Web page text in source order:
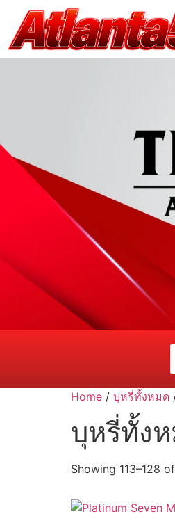
Home / บุหรี่ทั้งหมด
บุหรี่ทั้ง
Showing 113–128